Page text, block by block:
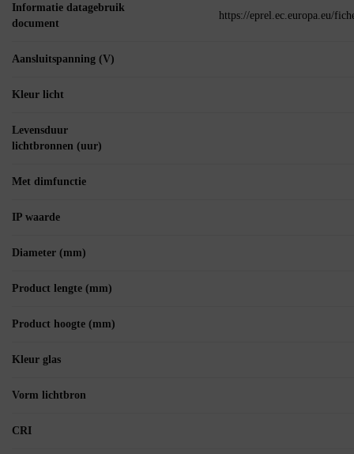
Informatie datagebruik
document
https://eprel.ec.europa.eu/
Aansluitspanning (V)
Kleur licht
Levensduur
lichtbronnen (uur)
Met dimfunctie
IP waarde
Diameter (mm)
Product lengte (mm)
Product hoogte (mm)
Kleur glas
Vorm lichtbron
CRI